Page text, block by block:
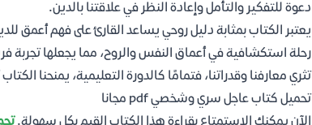
دعوة للتفكير والتأمل وإعادة النظر في علاقتنا بالدين.
يعتبر الكتاب بمثابة دليل روحي يساعد القارئ على فهم أعمق
رحلة استكشافية في أعماق النفس والروح، مما يجعلها تجربة
تثري معارفنا وقدراتنا، فتمامًا كالدورة التعليمية، يمنحنا
تحميل كتاب عاجل سري وشخصي pdf مجانا